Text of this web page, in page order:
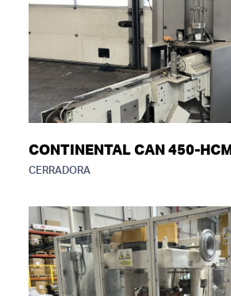
CONTINENTAL CAN 450-HCM
CERRADORA